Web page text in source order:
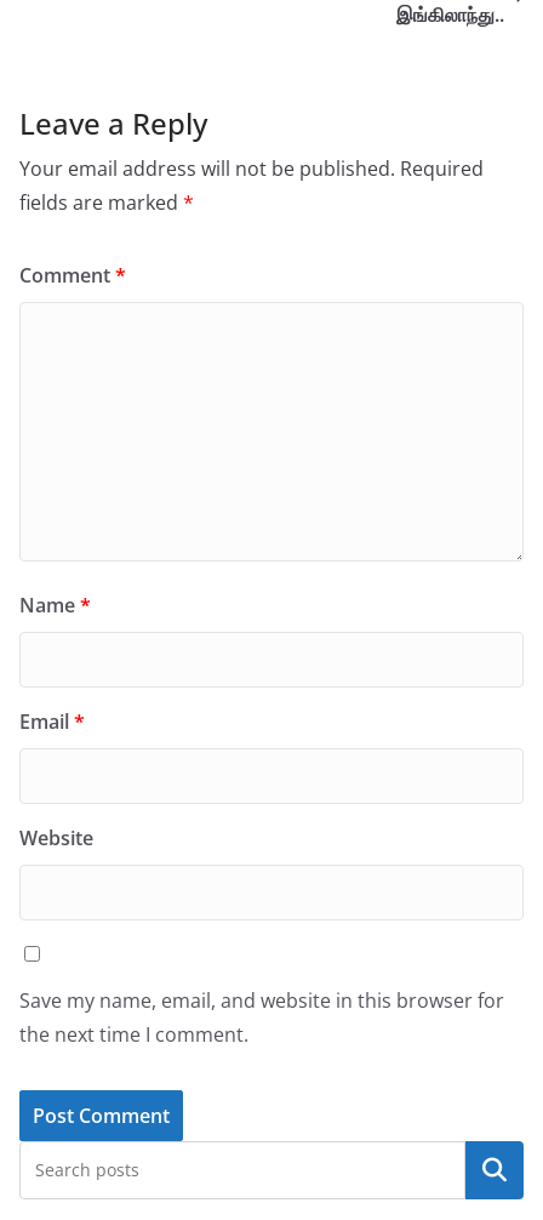
இங்கிலாந்து..
Leave a Reply
Your email address will not be published. Required
fields are marked *
Comment*
Name*
Email*
Website
Save my name, email, and website in this browser for
the next time I comment.
Search